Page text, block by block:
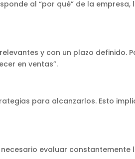
al “por qué” de la
y con un plazo definido.
en ventas”.
para alcanzarlos. Esto
evaluar